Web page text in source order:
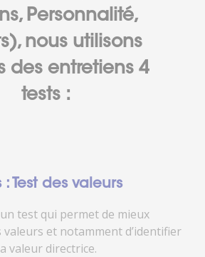
Personnalité,
nous utilisons
des entretiens 4
tests :
: Test des valeurs
test qui permet de mieux
et notamment d’identifier
valeur directrice.